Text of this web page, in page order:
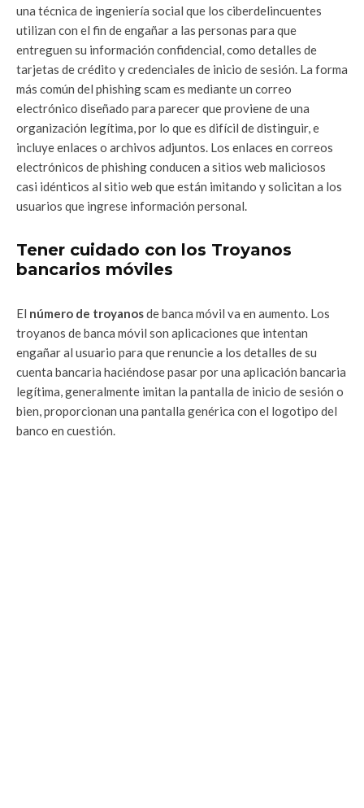
una técnica de ingeniería social que los ciberdelincuentes
utilizan con el fin de engañar a las personas para que
entreguen su información confidencial, como detalles de
tarjetas de crédito y credenciales de inicio de sesión. La forma
más común del phishing scam es mediante un correo
electrónico diseñado para parecer que proviene de una
organización legítima, por lo que es difícil de distinguir, e
incluye enlaces o archivos adjuntos. Los enlaces en correos
electrónicos de phishing conducen a sitios web maliciosos
casi idénticos al sitio web que están imitando y solicitan a los
usuarios que ingrese información personal.
Tener cuidado con los Troyanos
bancarios móviles
El número de troyanosde banca móvil va en aumento. Los
troyanos de banca móvil son aplicaciones que intentan
engañar al usuario para que renuncie a los detalles de su
cuenta bancaria haciéndose pasar por una aplicación bancaria
legítima, generalmente imitan la pantalla de inicio de sesión o
bien, proporcionan una pantalla genérica con el logotipo del
banco en cuestión.